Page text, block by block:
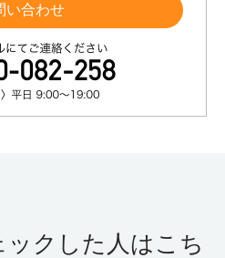
い合わせ
クした人はこち